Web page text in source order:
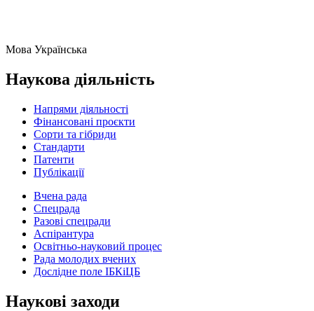
Мова Українська
Наукова діяльність
Напрями діяльності
Фінансовані проєкти
Сорти та гібриди
Стандарти
Патенти
Публікації
Вчена рада
Спецрада
Разові спецради
Аспірантура
Освітньо-науковий процес
Рада молодих вчених
Дослідне поле ІБКіЦБ
Наукові заходи